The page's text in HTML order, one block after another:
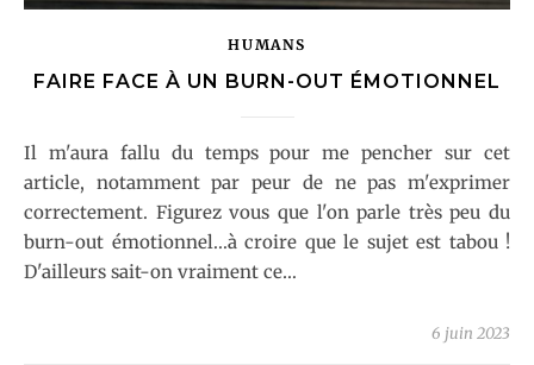
HUMANS
FAIRE FACE À UN BURN-OUT ÉMOTIONNEL
Il m'aura fallu du temps pour me pencher sur cet
article, notamment par peur de ne pas m'exprimer
correctement. Figurez vous que l'on parle très peu du
burn-out émotionnel...à croire que le sujet est tabou !
D'ailleurs sait-on vraiment ce…
6 juin 2023